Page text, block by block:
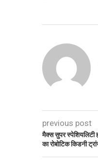
previous post
मैक्स सुपर स्पेशियलिटी
का रोबोटिक किडनी